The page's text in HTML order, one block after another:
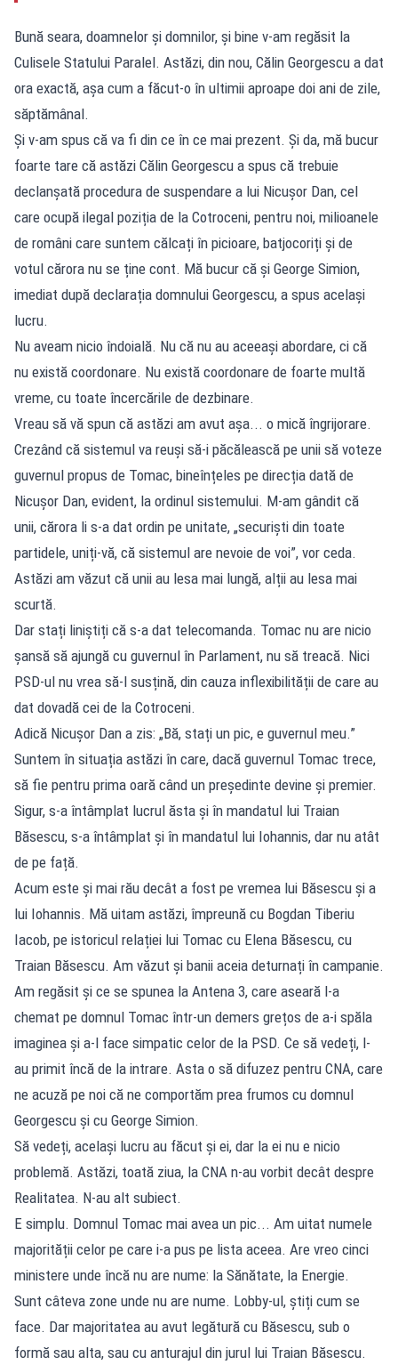
Bună seara, doamnelor și domnilor, și bine v-am regăsit la
Culisele Statului Paralel. Astăzi, din nou, Călin Georgescu a dat
ora exactă, așa cum a făcut-o în ultimii aproape doi ani de zile,
săptămânal.
Și v-am spus că va fi din ce în ce mai prezent. Și da, mă bucur
foarte tare că astăzi Călin Georgescu a spus că trebuie
declanșată procedura de suspendare a lui Nicușor Dan, cel
care ocupă ilegal poziția de la Cotroceni, pentru noi, milioanele
de români care suntem călcați în picioare, batjocoriți și de
votul cărora nu se ține cont. Mă bucur că și George Simion,
imediat după declarația domnului Georgescu, a spus același
lucru.
Nu aveam nicio îndoială. Nu că nu au aceeași abordare, ci că
nu există coordonare. Nu există coordonare de foarte multă
vreme, cu toate încercările de dezbinare.
Vreau să vă spun că astăzi am avut așa... o mică îngrijorare.
Crezând că sistemul va reuși să-i păcălească pe unii să voteze
guvernul propus de Tomac, bineînțeles pe direcția dată de
Nicușor Dan, evident, la ordinul sistemului. M-am gândit că
unii, cărora li s-a dat ordin pe unitate, „securiști din toate
partidele, uniți-vă, că sistemul are nevoie de voi”, vor ceda.
Astăzi am văzut că unii au lesa mai lungă, alții au lesa mai
scurtă.
Dar stați liniștiți că s-a dat telecomanda. Tomac nu are nicio
șansă să ajungă cu guvernul în Parlament, nu să treacă. Nici
PSD-ul nu vrea să-l susțină, din cauza inflexibilității de care au
dat dovadă cei de la Cotroceni.
Adică Nicușor Dan a zis: „Bă, stați un pic, e guvernul meu.”
Suntem în situația astăzi în care, dacă guvernul Tomac trece,
să fie pentru prima oară când un președinte devine și premier.
Sigur, s-a întâmplat lucrul ăsta și în mandatul lui Traian
Băsescu, s-a întâmplat și în mandatul lui Iohannis, dar nu atât
de pe față.
Acum este și mai rău decât a fost pe vremea lui Băsescu și a
lui Iohannis. Mă uitam astăzi, împreună cu Bogdan Tiberiu
Iacob, pe istoricul relației lui Tomac cu Elena Băsescu, cu
Traian Băsescu. Am văzut și banii aceia deturnați în campanie.
Am regăsit și ce se spunea la Antena 3, care aseară l-a
chemat pe domnul Tomac într-un demers grețos de a-i spăla
imaginea și a-l face simpatic celor de la PSD. Ce să vedeți, l-
au primit încă de la intrare. Asta o să difuzez pentru CNA, care
ne acuză pe noi că ne comportăm prea frumos cu domnul
Georgescu și cu George Simion.
Să vedeți, același lucru au făcut și ei, dar la ei nu e nicio
problemă. Astăzi, toată ziua, la CNA n-au vorbit decât despre
Realitatea. N-au alt subiect.
E simplu. Domnul Tomac mai avea un pic... Am uitat numele
majorității celor pe care i-a pus pe lista aceea. Are vreo cinci
ministere unde încă nu are nume: la Sănătate, la Energie.
Sunt câteva zone unde nu are nume. Lobby-ul, știți cum se
face. Dar majoritatea au avut legătură cu Băsescu, sub o
formă sau alta, sau cu anturajul din jurul lui Traian Băsescu.